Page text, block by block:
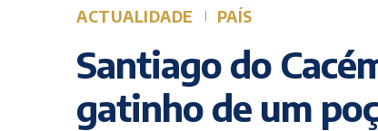
ACTUALIDADE PAÍS
Santiago do
gatinho de um